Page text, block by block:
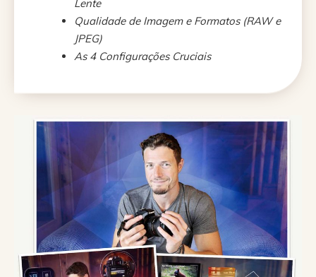
Lente
Qualidade de Imagem e Formatos (RAW e
JPEG)
As 4 Configurações Cruciais